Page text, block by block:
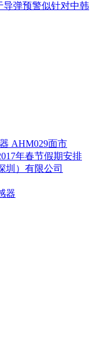
导弹预警似针对中韩
AHM029面市
年春节假期安排
圳）有限公司
器